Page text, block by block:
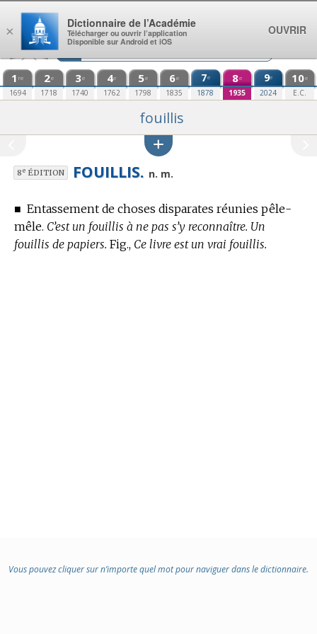
Aller au contenu
1 re
1694
2e
1718
3e
1740
4e
1762
5e
1798
6e
1835
7e
1878
8e
1935
9e
2024
10e
E.C.
fouillis
8eÉDITION FOUILLIS. n. m.
■ Entassement de choses disparates réunies pêle-
mêle. C’est un fouillis à ne pas s’y reconnaître. Un
fouillis de papiers. Fig., Ce livre est un vrai fouillis.
Vous pouvez cliquer sur n’importe quel mot pour naviguer dans le dictionnaire.
×
Dictionnaire de l’Académie
Télécharger ou ouvrir l’application
Disponible sur Android et iOS
OUVRIR